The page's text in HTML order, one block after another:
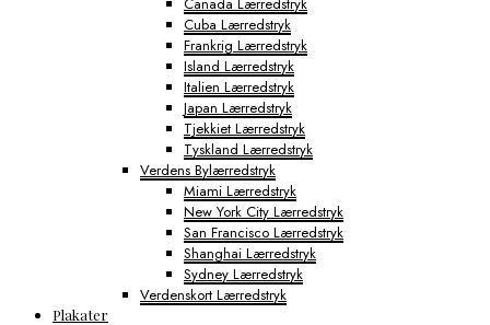
Cuba Lærredstryk
Frankrig Lærredstryk
Island Lærredstryk
Italien Lærredstryk
Japan Lærredstryk
Tjekkiet Lærredstryk
Tyskland Lærredstryk
Verdens Bylærredstryk
Miami Lærredstryk
New York City Lærredstryk
San Francisco Lærredstryk
Shanghai Lærredstryk
Sydney Lærredstryk
Verdenskort Lærredstryk
Plakater